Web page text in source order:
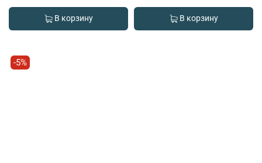
В корзину В корзину
-5%